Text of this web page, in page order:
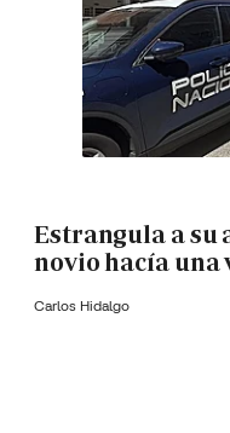
Estrangula a su
novio hacía
Carlos Hidalgo